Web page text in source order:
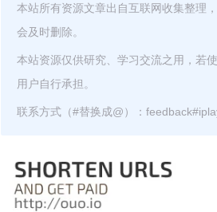
本站所有资源文章出自互联网收集整理
会及时删除。
本站资源仅供研究、学习交流之用，若
用户自行承担。
联系方式（#替换成@）：